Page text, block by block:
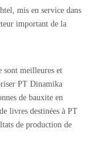
mis en service dans
important de la
sont meilleures et
PT Dinamika
de bauxite en
livres destinées à PT
de production de